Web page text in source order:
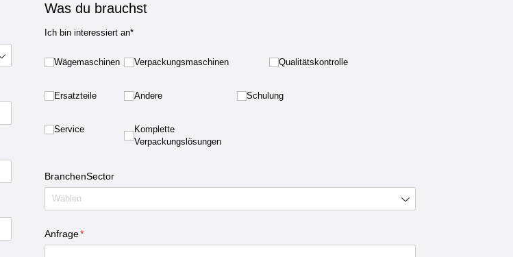
Was du brauchst
Ich bin interessiert an*
Wägemaschinen
Wägemaschinen Verpackungsmaschinen
Verpackungsmaschinen Qualitätskontrolle
Qualitätskontrolle
Ersatzteile
Ersatzteile Andere
Andere Schulung
Schulung
Service
Service Komplette Verpackungslösungen
Komplette
Verpackungslösungen
BranchenSector
Anfrage*
(erforderlich)